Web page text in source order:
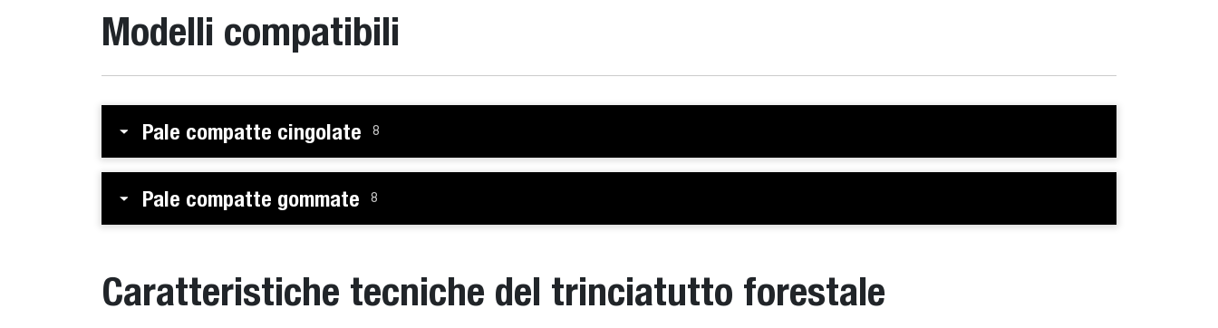
Modelli compatibili
Pale compatte cingolate 8
Pale compatte gommate 8
Caratteristiche tecniche del trinciatutto forestale